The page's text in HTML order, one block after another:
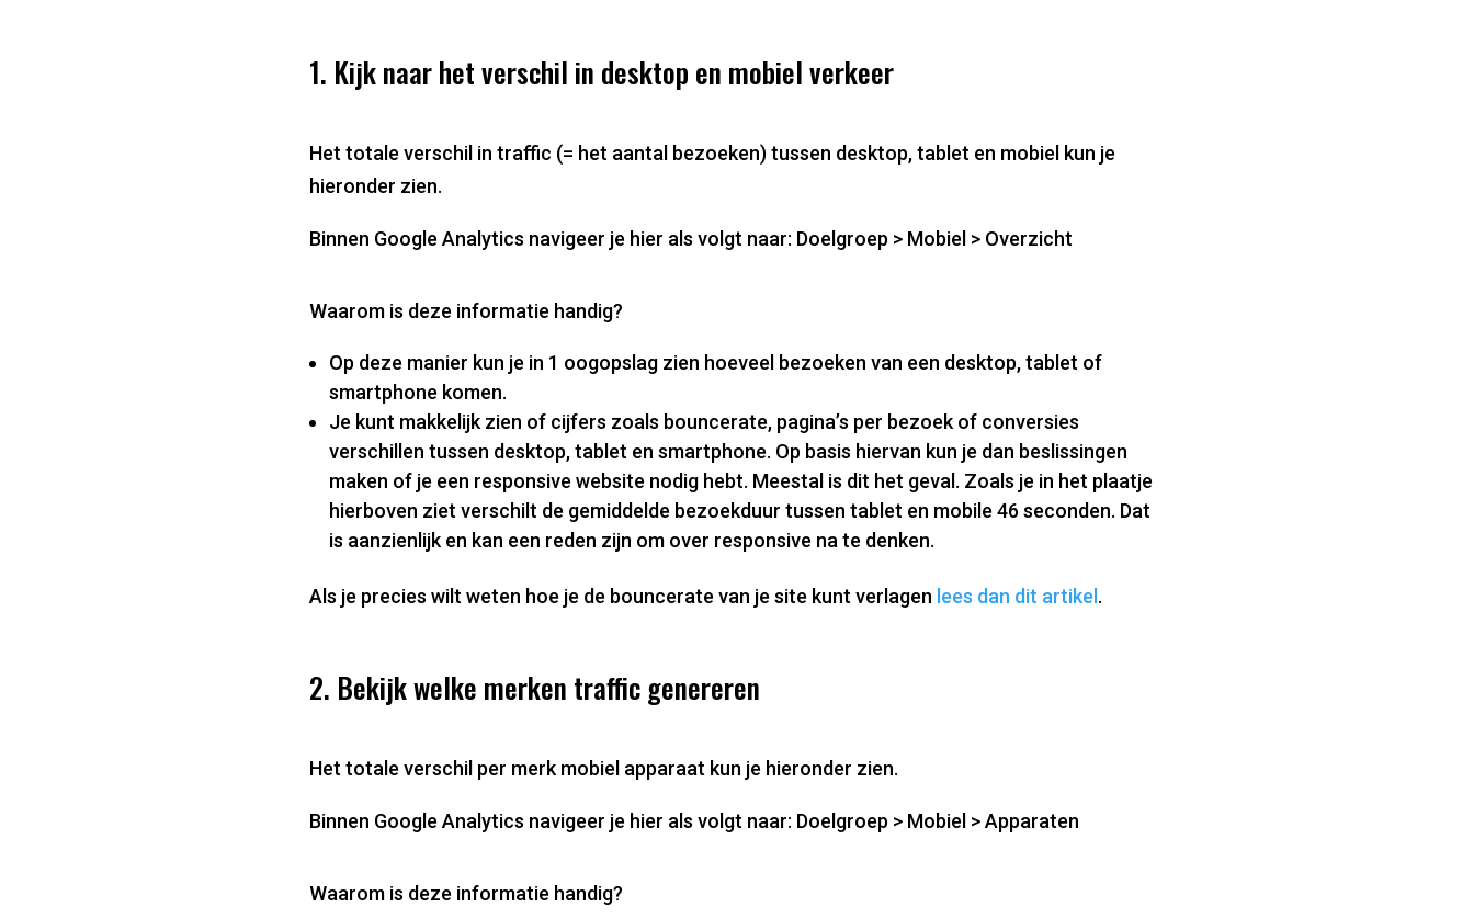
1. Kijk naar het verschil in desktop en mobiel verkeer
Het totale verschil in traffic (= het aantal bezoeken) tussen desktop, tablet en mobiel kun je
hieronder zien.
Binnen Google Analytics navigeer je hier als volgt naar: Doelgroep > Mobiel > Overzicht
Waarom is deze informatie handig?
Op deze manier kun je in 1 oogopslag zien hoeveel bezoeken van een desktop, tablet of
smartphone komen.
Je kunt makkelijk zien of cijfers zoals bouncerate, pagina’s per bezoek of conversies
verschillen tussen desktop, tablet en smartphone. Op basis hiervan kun je dan beslissingen
maken of je een responsive website nodig hebt. Meestal is dit het geval. Zoals je in het plaatje
hierboven ziet verschilt de gemiddelde bezoekduur tussen tablet en mobile 46 seconden. Dat
is aanzienlijk en kan een reden zijn om over responsive na te denken.
Als je precies wilt weten hoe je de bouncerate van je site kunt verlagen lees dan dit artikel .
2. Bekijk welke merken traffic genereren
Het totale verschil per merk mobiel apparaat kun je hieronder zien.
Binnen Google Analytics navigeer je hier als volgt naar: Doelgroep > Mobiel > Apparaten
Waarom is deze informatie handig?